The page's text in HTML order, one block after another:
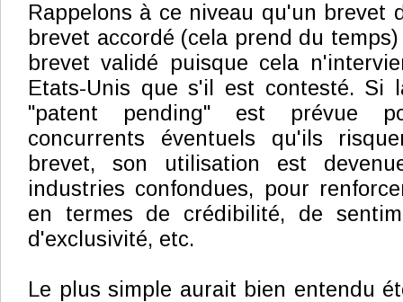
Rappelons à ce niveau qu'un brevet
brevet accordé (cela prend du
brevet validé puisque cela
Etats-Unis que s'il est contesté. Si
"patent pending" est prévue
concurrents éventuels qu'ils
brevet, son utilisation est
industries confondues, pour
en termes de crédibilité, de
d'exclusivité, etc.
Le plus simple aurait bien entendu